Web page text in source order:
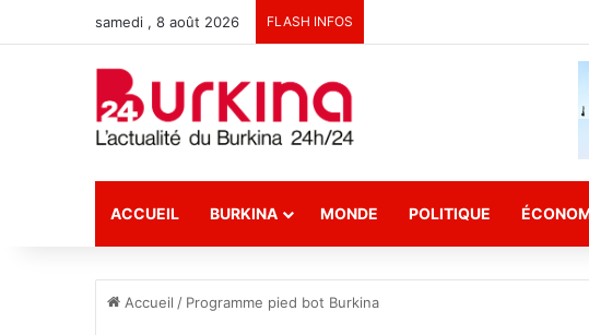
samedi , 8 août 2026 FLASH INFOS
ACCUEIL BURKINA MONDE POLITIQUE
Accueil / Programme pied bot Burkina